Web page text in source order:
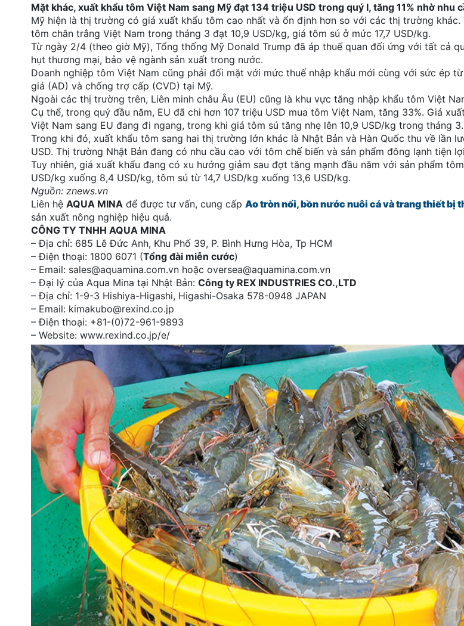
Mặt khác, xuất khẩu tôm Việt Nam sang Mỹ đạt 134 triệu USD trong quý I, tăng 11% nhờ nhu
Mỹ hiện là thị trường có giá xuất khẩu tôm cao nhất và ổn định hơn so với các thị trường khác.
tôm chân trắng Việt Nam trong tháng 3 đạt 10,9 USD/kg, giá tôm sú ở mức 17,7 USD/kg.
Từ ngày 2/4 (theo giờ Mỹ), Tổng thống Mỹ Donald Trump đã áp thuế quan đối ứng với tất cả
hụt thương mại, bảo vệ ngành sản xuất trong nước.
Doanh nghiệp tôm Việt Nam cũng phải đối mặt với mức thuế nhập khẩu mới cùng với sức ép
giá (AD) và chống trợ cấp (CVD) tại Mỹ.
Ngoài các thị trường trên, Liên minh châu Âu (EU) cũng là khu vực tăng nhập khẩu tôm Việt
Cụ thể, trong quý đầu năm, EU đã chi hơn 107 triệu USD mua tôm Việt Nam, tăng 33%. Giá
Việt Nam sang EU đang đi ngang, trong khi giá tôm sú tăng nhẹ lên 10,9 USD/kg trong tháng 3.
Trong khi đó, xuất khẩu tôm sang hai thị trường lớn khác là Nhật Bản và Hàn Quốc thu về lần
USD. Thị trường Nhật Bản đang có nhu cầu cao với tôm chế biến và sản phẩm đông lạnh tiện
Tuy nhiên, giá xuất khẩu đang có xu hướng giảm sau đợt tăng mạnh đầu năm với sản phẩm
USD/kg xuống 8,4 USD/kg, tôm sú từ 14,7 USD/kg xuống 13,6 USD/kg.
Nguồn: znews.vn
Liên hệ AQUA MINA để được tư vấn, cung cấp Ao tròn nổi, bồn nước nuôi cá và trang thiết bị
sản xuất nông nghiệp hiệu quả.
CÔNG TY TNHH AQUA MINA
– Địa chỉ: 685 Lê Đức Anh, Khu Phố 39, P. Bình Hưng Hòa, Tp HCM
– Điện thoại: 1800 6071 (Tổng đài miễn cước)
– Email: sales@aquamina.com.vn hoặc oversea@aquamina.com.vn
– Đại lý của Aqua Mina tại Nhật Bản: Công ty REX INDUSTRIES CO.,LTD
– Địa chỉ: 1-9-3 Hishiya-Higashi, Higashi-Osaka 578-0948 JAPAN
– Email: kimakubo@rexind.co.jp
– Điện thoại: +81-(0)72-961-9893
– Website: www.rexind.co.jp/e/